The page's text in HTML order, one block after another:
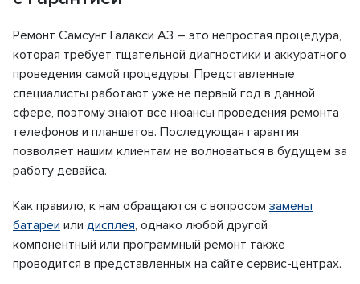
Ремонт Самсунг Галакси А3 – это непростая процедура,
которая требует тщательной диагностики и аккуратного
проведения самой процедуры. Представленные
специалисты работают уже не первый год в данной
сфере, поэтому знают все нюансы проведения ремонта
телефонов и планшетов. Последующая гарантия
позволяет нашим клиентам не волноваться в будущем за
работу девайса.
Как правило, к нам обращаются с вопросом замены
батареи или дисплея, однако любой другой
компонентный или программный ремонт также
проводится в представленных на сайте сервис-центрах.